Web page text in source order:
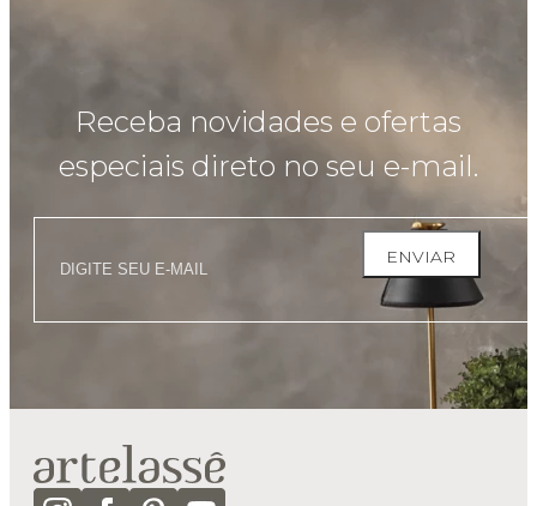
Receba novidades e ofertas
especiais direto no seu e-mail.
ENVIAR